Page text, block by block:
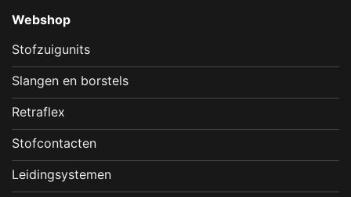
Webshop
Stofzuigunits
Slangen en borstels
Retraflex
Stofcontacten
Leidingsystemen